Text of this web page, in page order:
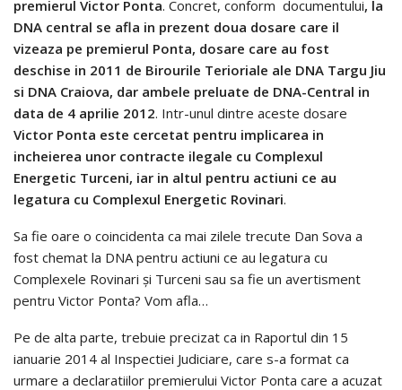
premierul Victor Ponta. Concret, conform documentului, la
DNA central se afla in prezent doua dosare care il
vizeaza pe premierul Ponta, dosare care au fost
deschise in 2011 de Birourile Terioriale ale DNA Targu Jiu
si DNA Craiova, dar ambele preluate de DNA-Central in
data de 4 aprilie 2012. Intr-unul dintre aceste dosare
Victor Ponta este cercetat pentru implicarea in
incheierea unor contracte ilegale cu Complexul
Energetic Turceni, iar in altul pentru actiuni ce au
legatura cu Complexul Energetic Rovinari.
Sa fie oare o coincidenta ca mai zilele trecute Dan Sova a
fost chemat la DNA pentru actiuni ce au legatura cu
Complexele Rovinari şi Turceni sau sa fie un avertisment
pentru Victor Ponta? Vom afla…
Pe de alta parte, trebuie precizat ca in Raportul din 15
ianuarie 2014 al Inspectiei Judiciare, care s-a format ca
urmare a declaratiilor premierului Victor Ponta care a acuzat